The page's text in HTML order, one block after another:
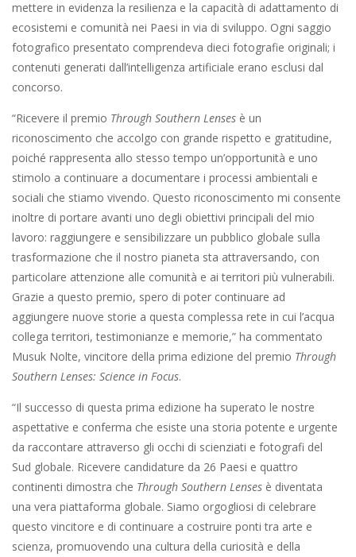
mettere in evidenza la resilienza e la capacità di adattamento di
ecosistemi e comunità nei Paesi in via di sviluppo. Ogni saggio
fotografico presentato comprendeva dieci fotografie originali; i
contenuti generati dall’intelligenza artificiale erano esclusi dal
concorso.
“Ricevere il premio Through Southern Lenses è un
riconoscimento che accolgo con grande rispetto e gratitudine,
poiché rappresenta allo stesso tempo un’opportunità e uno
stimolo a continuare a documentare i processi ambientali e
sociali che stiamo vivendo. Questo riconoscimento mi consente
inoltre di portare avanti uno degli obiettivi principali del mio
lavoro: raggiungere e sensibilizzare un pubblico globale sulla
trasformazione che il nostro pianeta sta attraversando, con
particolare attenzione alle comunità e ai territori più vulnerabili.
Grazie a questo premio, spero di poter continuare ad
aggiungere nuove storie a questa complessa rete in cui l’acqua
collega territori, testimonianze e memorie,” ha commentato
Musuk Nolte, vincitore della prima edizione del premio Through
Southern Lenses: Science in Focus.
“Il successo di questa prima edizione ha superato le nostre
aspettative e conferma che esiste una storia potente e urgente
da raccontare attraverso gli occhi di scienziati e fotografi del
Sud globale. Ricevere candidature da 26 Paesi e quattro
continenti dimostra che Through Southern Lenses è diventata
una vera piattaforma globale. Siamo orgogliosi di celebrare
questo vincitore e di continuare a costruire ponti tra arte e
scienza, promuovendo una cultura della curiosità e della